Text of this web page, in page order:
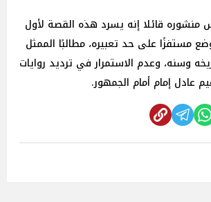
منشوره قائلا إنه يسرد هذه القصة لأول
مستفزًا على حد تعبيره، مطالبًا الممثل
وسنه، وعدم الاستمرار في ترديد روايات
عادل إمام أمام الجمهور.